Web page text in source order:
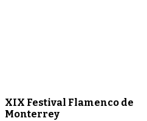
XIX Festival Flamenco de
Monterrey